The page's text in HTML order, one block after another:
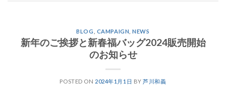
BLOG CAMPAIGN ,NEWS
新年のご挨拶と新春福バッグ2024販売開始
のお知らせ
POSTED ON 2024年1月1日 BY芦川和義